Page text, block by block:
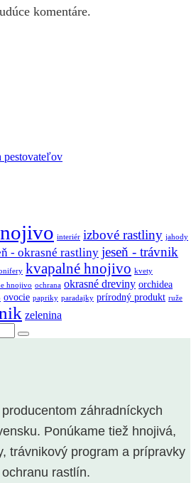
komentáre.
pestovateľov
interiér izbové rastliny jahody
- okrasné rastliny jeseň - trávnik
kvapalné hnojivo kvety
hnojivo ochrana okrasné dreviny orchidea
ovocie papriky paradajky prírodný produkt ruže
zelenina
Vyhľadávanie
záhradníckych
Ponúkame tiež hnojivá,
trávnikový program a prípravky
ochranu rastlín.